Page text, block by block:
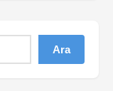
Ara